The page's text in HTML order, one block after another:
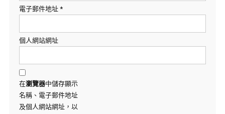
電子郵件地址 *
個人網站網址
在瀏覽器中儲存顯示
名稱、電子郵件地址
及個人網站網址，以